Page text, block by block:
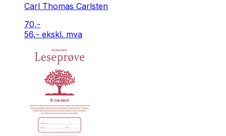
Carl Thomas Carlsten
70,-
56,- ekskl. mva